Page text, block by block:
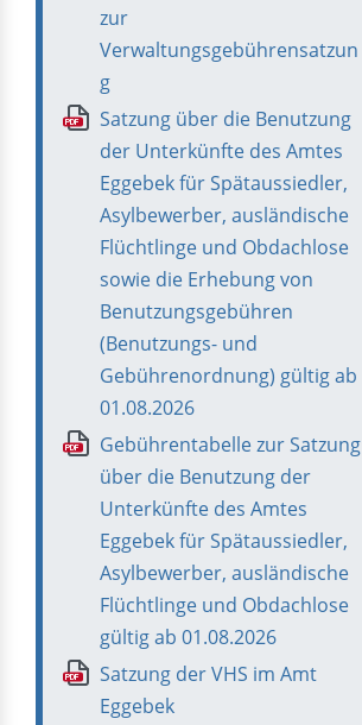
zur
Verwaltungsgebührensatzun
g
PDF
Satzung über die Benutzung
der Unterkünfte des Amtes
Eggebek für Spätaussiedler,
Asylbewerber, ausländische
Flüchtlinge und Obdachlose
sowie die Erhebung von
Benutzungsgebühren
(Benutzungs- und
Gebührenordnung) gültig ab
01.08.2026
PDF
Gebührentabelle zur Satzung
über die Benutzung der
Unterkünfte des Amtes
Eggebek für Spätaussiedler,
Asylbewerber, ausländische
Flüchtlinge und Obdachlose
gültig ab 01.08.2026
PDF
Satzung der VHS im Amt
Eggebek